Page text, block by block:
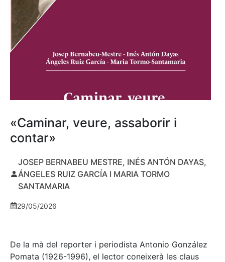
«Caminar, veure, assaborir i
contar»
JOSEP BERNABEU MESTRE, INÉS ANTÓN DAYAS,
ÁNGELES RUIZ GARCÍA I MARIA TORMO
SANTAMARIA
29/05/2026
De la mà del reporter i periodista Antonio González
Pomata (1926-1996), el lector coneixerà les claus